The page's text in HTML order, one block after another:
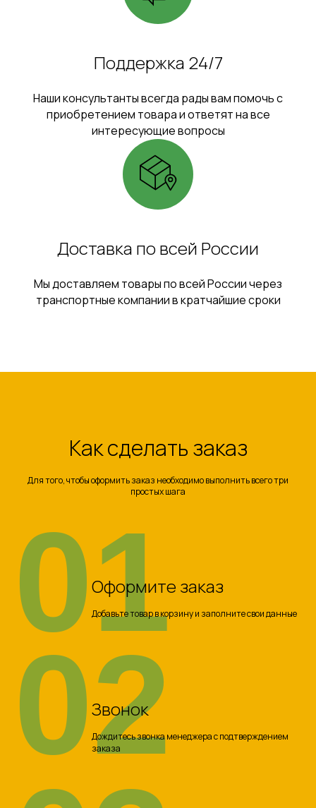
Поддержка 24/7
Наши консультанты всегда рады вам помочь с
приобретением товара и ответят на все
интересующие вопросы
Доставка по всей России
Мы доставляем товары по всей России через
транспортные компании в кратчайшие сроки
Как сделать заказ
Для того, чтобы оформить заказ необходимо выполнить всего три
простых шага
Оформите заказ
Добавьте товар в корзину и заполните свои данные
01
Звонок
Дождитесь звонка менеджера с подтверждением
заказа
02